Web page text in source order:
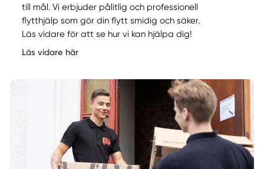
till mål. Vi erbjuder pålitlig och professionell
flytthjälp som gör din flytt smidig och säker.
Läs vidare för att se hur vi kan hjälpa dig!
Läs vidare här